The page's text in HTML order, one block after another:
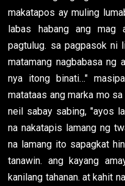
makatapos ay muling
labas habang ang mag
pagtulug. sa pagpasok ni
matamang nagbabasa ng
nya itong binati…"
matataas ang marka mo
neil sabay sabing, "ayos
na nakatapis lamang ng
na lamang ito sapagkat
tanawin. ang kayang
kanilang tahanan. at kahit